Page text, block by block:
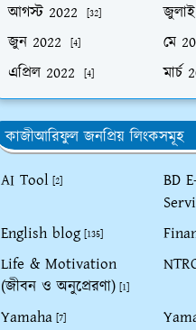
আগস্ট 2022 [32]
জুন 2022 [4] মে
এপ্রিল 2022 [4] মার্চ
কাজীআরিফুল জনপ্রিয় লিংকসমূহ
AI Tool [2]
BD
English blog [135]
Life & Motivation
(জীবন ও অনুপ্রেরণা) [1]
Yamaha [7]